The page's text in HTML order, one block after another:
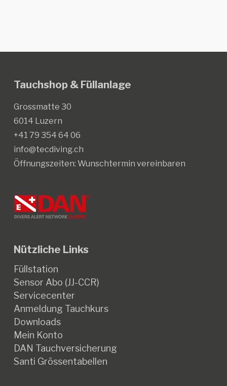
Tauchshop & Füllanlage
Grossmatte 30
6014 Luzern
+41 79 354 64 06
info@tecdiving.ch
Öffnungszeiten: Wunschtermin vereinbaren
Nützliche Links
Füllstation
Sensor Abo (JJ-CCR)
Servicecenter
Anmeldung Tauchkurs
Downloads
Mein Konto
DAN Tauchversicherung
Santi Grössentabellen